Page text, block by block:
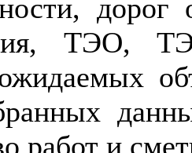
, дорог
ТЭО,
работ и